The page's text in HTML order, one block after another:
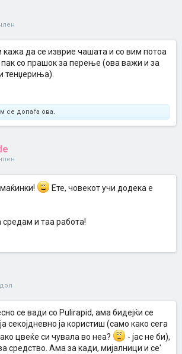
да се изврие чашата и со вим потоа
пак со прашок за перење (ова важи и за
тенџериња).
се допаѓа ова.
Ете, човекот учи додека е
и таа работа!
се вади со Pulirapid, ама бидејќи се
секојдневно ја користиш (само како сега
цвеќе си чувала во неа?
- јас не би),
средство. Ама за кади, мијалници и се'